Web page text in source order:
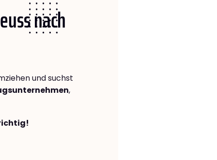
nach
und suchst
,